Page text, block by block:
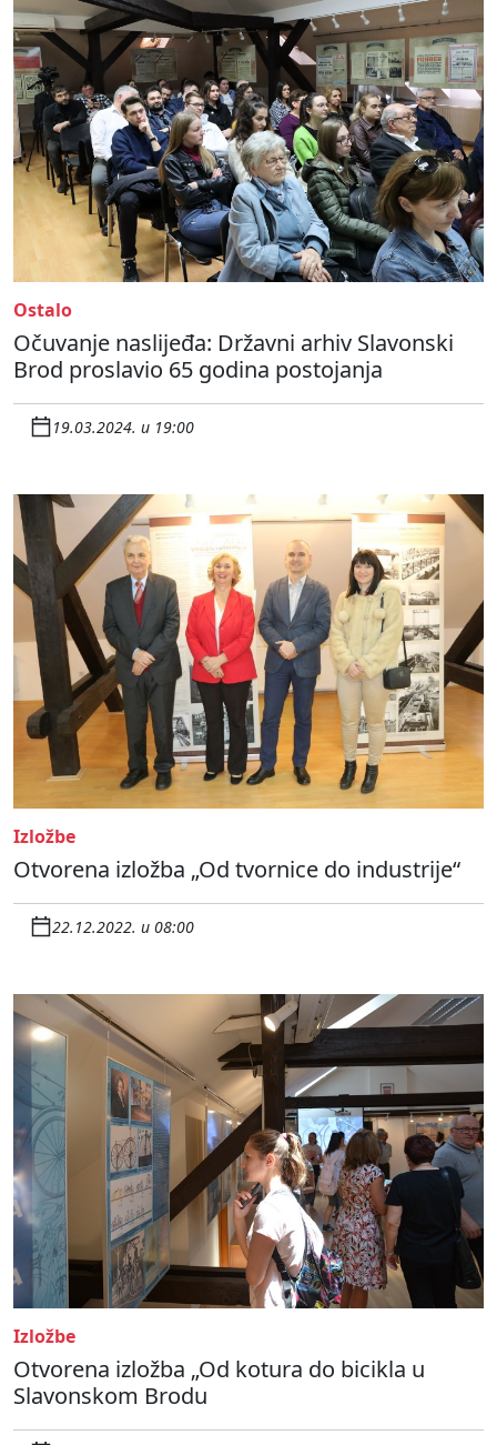
Ostalo
Očuvanje naslijeđa: Državni arhiv Slavonski
Brod proslavio 65 godina postojanja
19.03.2024. u 19:00
Izložbe
Otvorena izložba „Od tvornice do industrije“
22.12.2022. u 08:00
Izložbe
Otvorena izložba „Od kotura do bicikla u
Slavonskom Brodu